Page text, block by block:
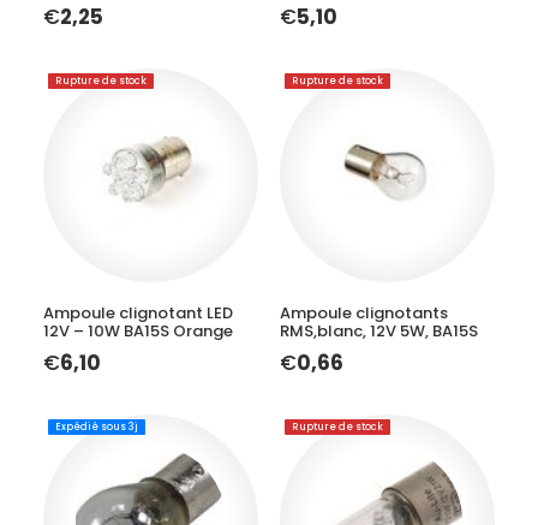
€2,25 €5,10
Ampoule clignotant LED
12V – 10W BA15S Orange
€6,10
Rupture de stock
Ampoule clignotants
RMS,blanc, 12V 5W, BA15S
€0,66
Rupture de stock
Expédié sous 3j Rupture de stock